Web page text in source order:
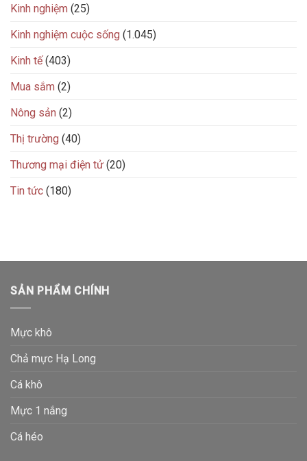
Kinh nghiệm (25)
Kinh nghiệm cuộc sống (1.045)
Kinh tế(403)
Mua sắm (2)
Nông sản (2)
Thị trường (40)
Thương mại điện tử (20)
Tin tức (180)
SẢN PHẨM CHÍNH
Mực khô
Chả mực Hạ Long
Cá khô
Mực 1 nắng
Cá héo